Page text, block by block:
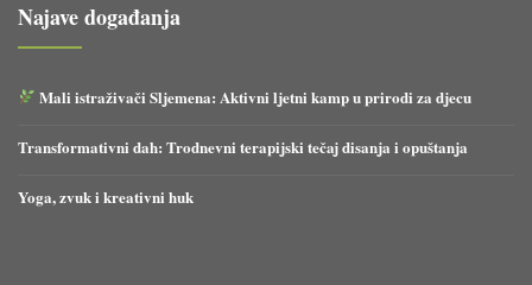
Najave događanja
Mali istraživači Sljemena: Aktivni ljetni kamp u prirodi za djecu
Transformativni dah: Trodnevni terapijski tečaj disanja i opuštanja
Yoga, zvuk i kreativni huk